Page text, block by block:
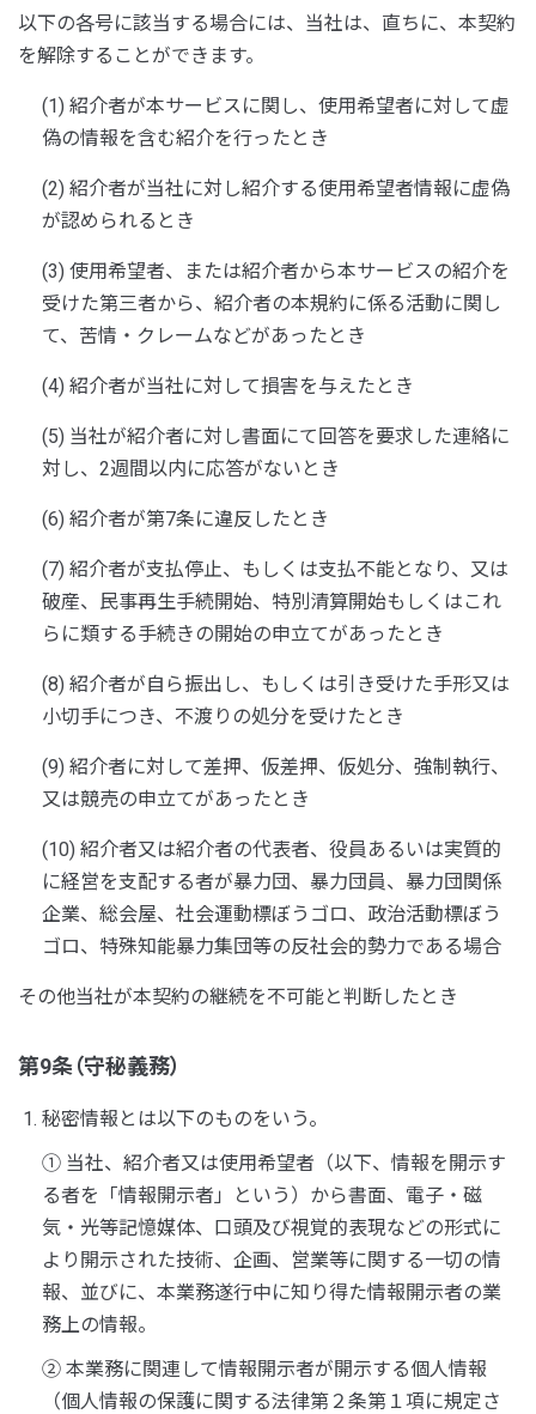
以下の各号に該当する場合には、当社は、直ちに、本契約
を解除することができます。
(1) 紹介者が本サービスに関し、使用希望者に対して虚
偽の情報を含む紹介を行ったとき
(2) 紹介者が当社に対し紹介する使用希望者情報に虚偽
が認められるとき
(3) 使用希望者、または紹介者から本サービスの紹介を
受けた第三者から、紹介者の本規約に係る活動に関し
て、苦情・クレームなどがあったとき
(4) 紹介者が当社に対して損害を与えたとき
(5) 当社が紹介者に対し書面にて回答を要求した連絡に
対し、2週間以内に応答がないとき
(6) 紹介者が第7条に違反したとき
(7) 紹介者が支払停止、もしくは支払不能となり、又は
破産、民事再生手続開始、特別清算開始もしくはこれ
らに類する手続きの開始の申立てがあったとき
(8) 紹介者が自ら振出し、もしくは引き受けた手形又は
小切手につき、不渡りの処分を受けたとき
(9) 紹介者に対して差押、仮差押、仮処分、強制執行、
又は競売の申立てがあったとき
(10) 紹介者又は紹介者の代表者、役員あるいは実質的
に経営を支配する者が暴力団、暴力団員、暴力団関係
企業、総会屋、社会運動標ぼうゴロ、政治活動標ぼう
ゴロ、特殊知能暴力集団等の反社会的勢力である場合
その他当社が本契約の継続を不可能と判断したとき
第9条（守秘義務）
秘密情報とは以下のものをいう。
① 当社、紹介者又は使用希望者（以下、情報を開示す
る者を「情報開示者」という）から書面、電子・磁
気・光等記憶媒体、口頭及び視覚的表現などの形式に
より開示された技術、企画、営業等に関する一切の情
報、並びに、本業務遂行中に知り得た情報開示者の業
務上の情報。
② 本業務に関連して情報開示者が開示する個人情報
（個人情報の保護に関する法律第２条第１項に規定さ